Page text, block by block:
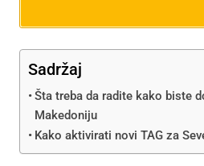
Sadržaj
Šta treba da radite kako biste
Makedoniju
Kako aktivirati novi TAG za